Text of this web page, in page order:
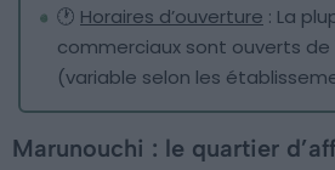
🕐 Horaires d’ouverture : La
commerciaux sont ouverts de
(variable selon les
Marunouchi : le quartier